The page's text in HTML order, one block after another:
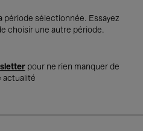
période sélectionnée. Essayez
choisir une autre période.
pour ne rien manquer de
actualité